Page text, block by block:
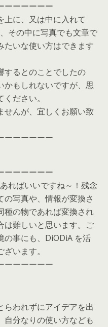
ーーーーーー
上に、又は中に入れて
その中に写真でも文章で
たいな使い方はできます
するとのことでしたの
かもしれないですが、思
ださい。
せんが、宜しくお願い致
ーーーーーー
ーーーーーー
ればいいですね～！残念
の写真や、情報が変換さ
種の物であれば変換され
は難しいと思います。ご
の事にも、DiODiA を活
います。
ーーーーーー
らわれずにアイデアを出
自分なりの使い方なども